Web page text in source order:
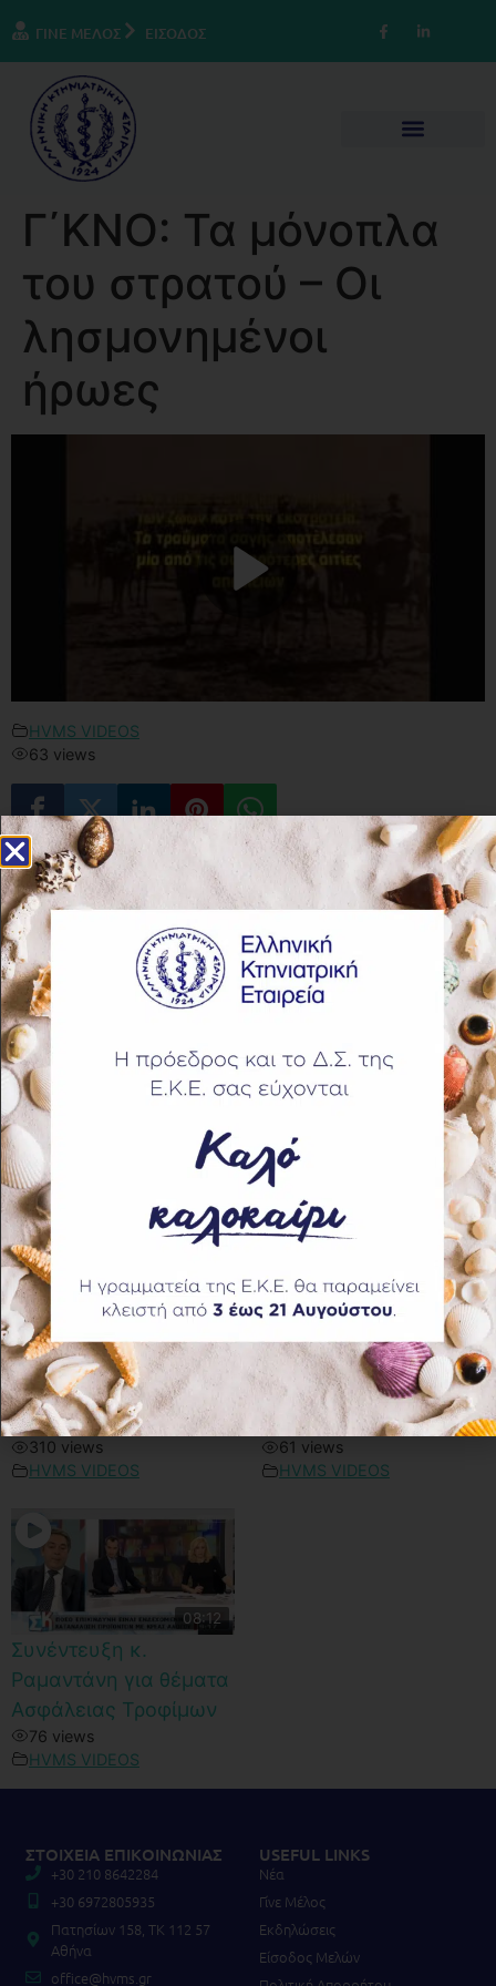
ΓΙΝΕ ΜΕΛΟΣ ΕΙΣΟΔΟΣ
Γ΄ΚΝΟ: Τα μόνοπλα
του στρατού – Οι
λησμονημένοι
ήρωες
HVMS VIDEOS
63 views
You may also like
08:51
Ελληνική Κτηνιατρική
Εταιρεία : Παρουσίαση
HVMS VIDEOS
01:10
Επιστημονική
Εκδήλωση Ξάνθης
47 views
100 χρόνια Γ’ ΚΝΟ
(Κτηνιατρικό
Νοσοκομείο Ε.Σ)
310 views
HVMS VIDEOS
Επιστημονική
Εκδήλωση Ξάνθης,
Ομιλία κ. Λουκάκη
61 views
HVMS VIDEOS
08:12
Συνέντευξη κ.
Ραμαντάνη για θέματα
Ασφάλειας Τροφίμων
76 views
HVMS VIDEOS
ΣΤΟΙΧΕΙΑ ΕΠΙΚΟΙΝΩΝΙΑΣ
+30 210 8642284
+30 6972805935
Πατησίων 158, TK 112 57
Αθήνα
office@hvms.gr
USEFUL LINKS
Νέα
Γίνε Μέλος
Εκδηλώσεις
Είσοδος Μελών